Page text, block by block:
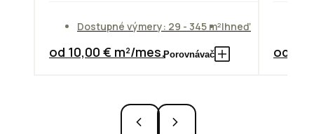
Dostupné výmery: 29 - 345 m²Ihneď
od 10,00 € m²/mes.Porovnávač od